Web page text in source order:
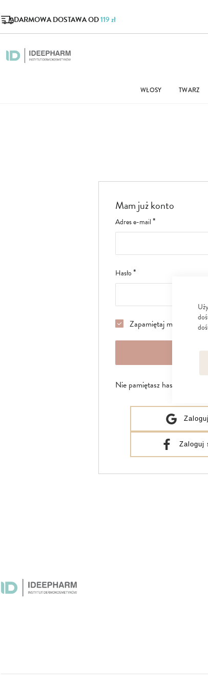
DARMOWA DOSTAWA OD119 zł
WŁOSY TWARZ
Mam już konto
Adres e-mail
Hasło
Zapamiętaj mnie
Nie pamiętasz hasła?
Zaloguj